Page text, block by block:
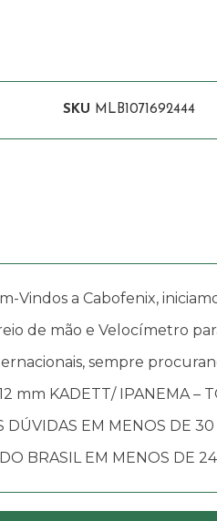
SKU MLB1071692444
Vindos a Cabofenix,
de mão e Velocímetro
sempre
mm KADETT/ IPANEMA –
EM MENOS DE
BRASIL EM MENOS DE